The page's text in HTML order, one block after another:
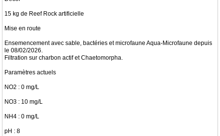
15 kg de Reef Rock artificielle
Mise en route
Ensemencement avec sable, bactéries et microfaune Aqua-Microfaune depuis
le 08/02/2026.
Filtration sur charbon actif et Chaetomorpha.
Paramètres actuels
NO2 : 0 mg/L
NO3 : 10 mg/L
NH4 : 0 mg/L
pH : 8